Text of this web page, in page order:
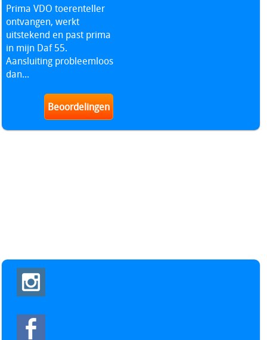
Prima VDO toerenteller
ontvangen, werkt
uitstekend en past prima
in mijn Daf 55.
Aansluiting probleemloos
dan...
Beoordelingen